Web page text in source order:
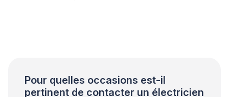
Pour quelles occasions est-il
pertinent de contacter un électricien